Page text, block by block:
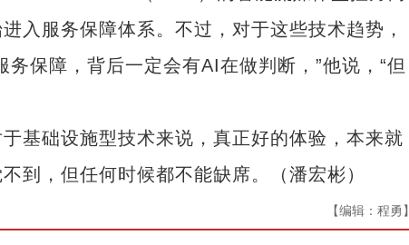
服务保障体系。不过，对于这些技术趋势，
保障，背后一定会有AI在做判断，”他说，“但
础设施型技术来说，真正好的体验，本来就
，但任何时候都不能缺席。（潘宏彬）
【编辑：程勇】